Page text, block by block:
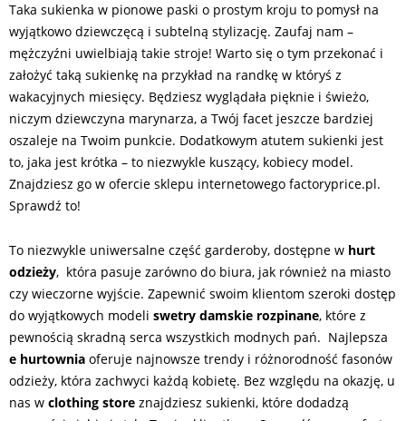
Taka sukienka w pionowe paski o prostym kroju to pomysł na
wyjątkowo dziewczęcą i subtelną stylizację. Zaufaj nam –
mężczyźni uwielbiają takie stroje! Warto się o tym przekonać i
założyć taką sukienkę na przykład na randkę w któryś z
wakacyjnych miesięcy. Będziesz wyglądała pięknie i świeżo,
niczym dziewczyna marynarza, a Twój facet jeszcze bardziej
oszaleje na Twoim punkcie. Dodatkowym atutem sukienki jest
to, jaka jest krótka – to niezwykle kuszący, kobiecy model.
Znajdziesz go w ofercie sklepu internetowego factoryprice.pl.
Sprawdź to!
To niezwykle uniwersalne część garderoby, dostępne w hurt
odzieży, która pasuje zarówno do biura, jak również na miasto
czy wieczorne wyjście. Zapewnić swoim klientom szeroki dostęp
do wyjątkowych modeli swetry damskie rozpinane, które z
pewnością skradną serca wszystkich modnych pań. Najlepsza
e hurtownia oferuje najnowsze trendy i różnorodność fasonów
odzieży, która zachwyci każdą kobietę. Bez względu na okazję, u
nas w clothing store znajdziesz sukienki, które dodadzą